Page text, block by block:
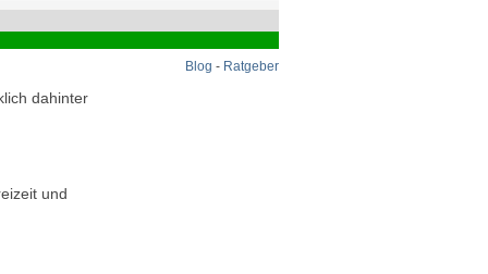
Blog - Ratgeber
dahinter
und